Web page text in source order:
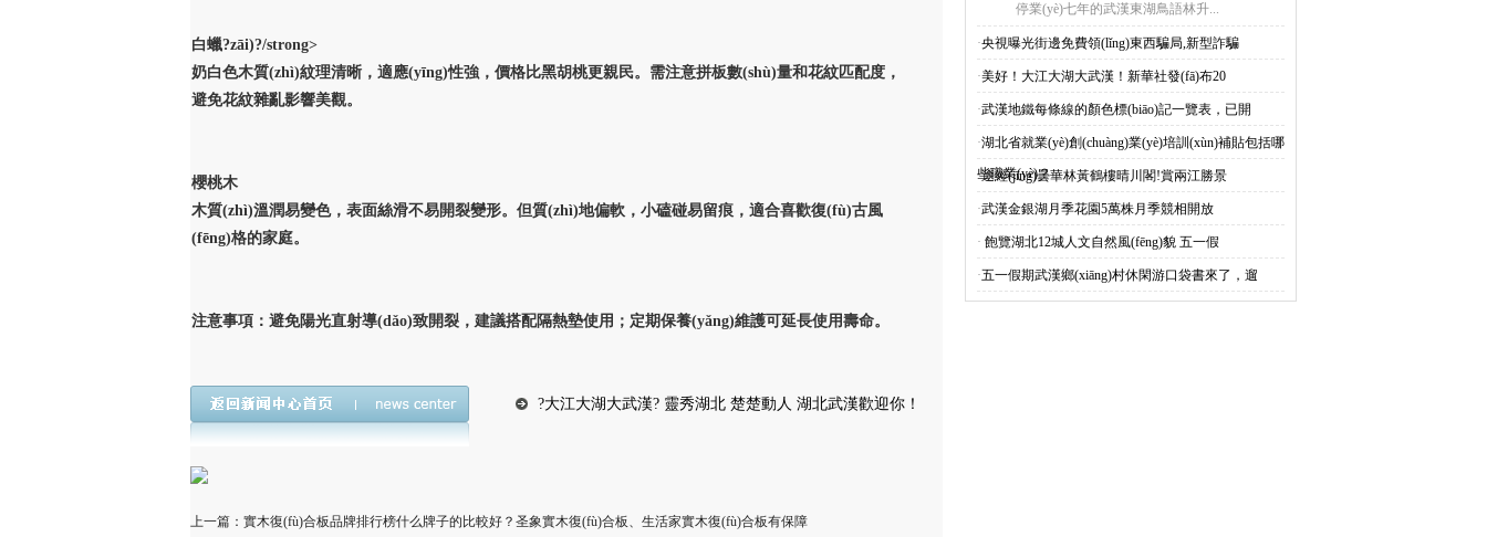
白蠟?zāi)?/strong>
奶白色木質(zhì)紋理清晰，適應(yīng)性強，價格比黑胡桃更親民。需注意拼板數(shù)量和花紋匹配度，
避免花紋雜亂影響美觀。 ‌
櫻桃木
木質(zhì)溫潤易變色，表面絲滑不易開裂變形。但質(zhì)地偏軟，小磕碰易留痕，適合喜歡復(fù)古風
(fēng)格的家庭。 ‌
‌注意事項‌：避免陽光直射導(dǎo)致開裂，建議搭配隔熱墊使用；定期保養(yǎng)維護可延長使用壽命。 ‌
?大江大湖大武漢? 靈秀湖北 楚楚動人 湖北武漢歡迎你！
上一篇：實木復(fù)合板品牌排行榜什么牌子的比較好？圣象實木復(fù)合板、生活家實木復(fù)合板有保障
停業(yè)七年的武漢東湖鳥語林升...
·央視曝光街邊免費領(lǐng)東西騙局,新型詐騙
·美好！大江大湖大武漢！新華社發(fā)布20
·武漢地鐵每條線的顏色標(biāo)記一覽表，已開
·湖北省就業(yè)創(chuàng)業(yè)培訓(xùn)補貼包括哪
些職業(yè)？
·途經(jīng)曇華林黃鶴樓晴川閣!賞兩江勝景
·武漢金銀湖月季花園5萬株月季競相開放
· 飽覽湖北12城人文自然風(fēng)貌 五一假
·五一假期武漢鄉(xiāng)村休閑游口袋書來了，遛